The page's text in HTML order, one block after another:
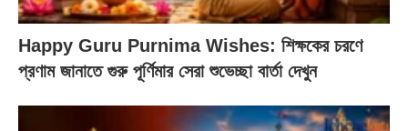
Happy Guru Purnima Wishes: শিক্ষকের চরণে
প্রণাম জানাতে গুরু পূর্ণিমার সেরা শুভেচ্ছা বার্তা দেখুন